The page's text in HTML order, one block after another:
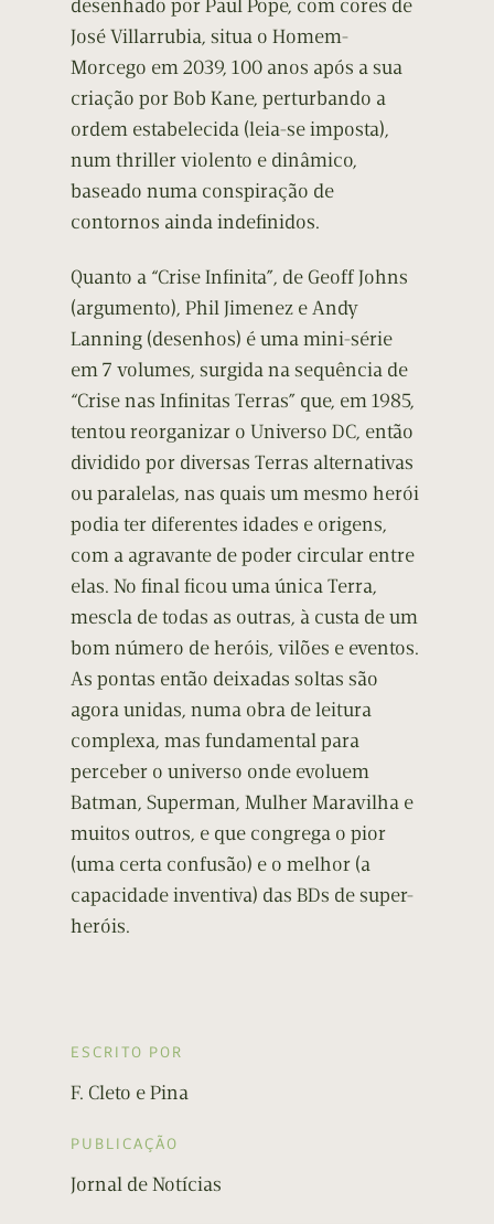
desenhado por Paul Pope, com cores de
José Villarrubia, situa o Homem-
Morcego em 2039, 100 anos após a sua
criação por Bob Kane, perturbando a
ordem estabelecida (leia-se imposta),
num thriller violento e dinâmico,
baseado numa conspiração de
contornos ainda indefinidos.
Quanto a “Crise Infinita”, de Geoff Johns
(argumento), Phil Jimenez e Andy
Lanning (desenhos) é uma mini-série
em 7 volumes, surgida na sequência de
“Crise nas Infinitas Terras” que, em 1985,
tentou reorganizar o Universo DC, então
dividido por diversas Terras alternativas
ou paralelas, nas quais um mesmo herói
podia ter diferentes idades e origens,
com a agravante de poder circular entre
elas. No final ficou uma única Terra,
mescla de todas as outras, à custa de um
bom número de heróis, vilões e eventos.
As pontas então deixadas soltas são
agora unidas, numa obra de leitura
complexa, mas fundamental para
perceber o universo onde evoluem
Batman, Superman, Mulher Maravilha e
muitos outros, e que congrega o pior
(uma certa confusão) e o melhor (a
capacidade inventiva) das BDs de super-
heróis.
ESCRITO POR
F. Cleto e Pina
PUBLICAÇÃO
Jornal de Notícias